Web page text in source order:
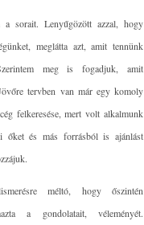
a sorait. Lenyűgözött azzal, hogy
meglátta azt, amit tennünk
meg is fogadjuk, amit
tervben van már egy komoly
felkeresése, mert volt alkalmunk
őket és más forrásból is ajánlást
méltó, hogy őszintén
a gondolatait, véleményét.